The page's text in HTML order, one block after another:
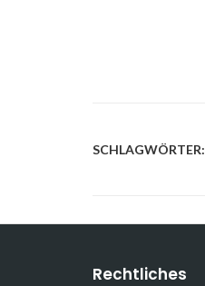
SCHLAGWÖRTER:
Rechtliches